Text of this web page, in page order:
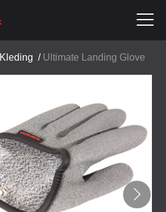
Kleding / Ultimate Landing Glove